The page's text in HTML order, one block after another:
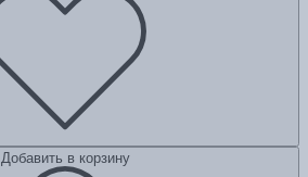
Добавить в корзину